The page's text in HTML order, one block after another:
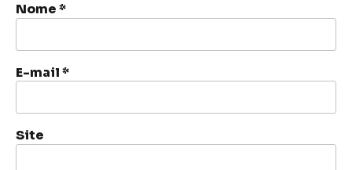
Nome*
E-mail*
Site